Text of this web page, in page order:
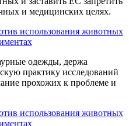
и медицинских целях.
одежды, держа
практику исследований
прохожих к проблеме и